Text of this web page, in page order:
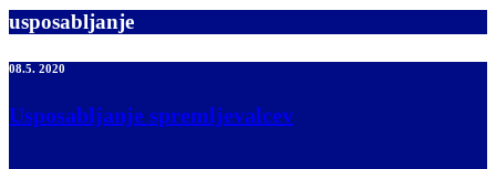
usposabljanje
08.5. 2020
Usposabljanje spremljevalcev